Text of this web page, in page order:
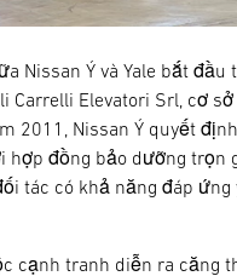
Nissan Ý và Yale bắt
Carrelli Elevatori Srl, cơ
2011, Nissan Ý quyết
hợp đồng bảo dưỡng trọn
tác có khả năng đáp
cạnh tranh diễn ra căng